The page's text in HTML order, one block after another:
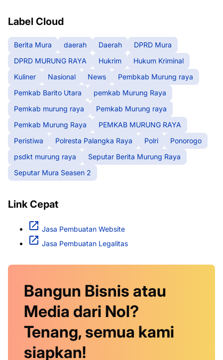
Label Cloud
Berita Mura daerah Daerah
DPRD Mura
DPRD MURUNG RAYA
Hukrim
Hukum Kriminal
Kuliner
Nasional News
Pembkab Murung raya
Pemkab Barito Utara
pemkab Murung Raya
Pemkab murung raya
Pemkab Murung raya
Pemkab Murung Raya
PEMKAB MURUNG RAYA
Peristiwa
Polresta Palangka Raya Polri
Ponorogo
psdkt murung raya
Seputar Berita Murung Raya
Seputar Mura Seasen 2
Link Cepat
Jasa Pembuatan Website
Jasa Pembuatan Legalitas
Bangun Bisnis atau
Media dari Nol?
Tenang, semua kami
siapkan!